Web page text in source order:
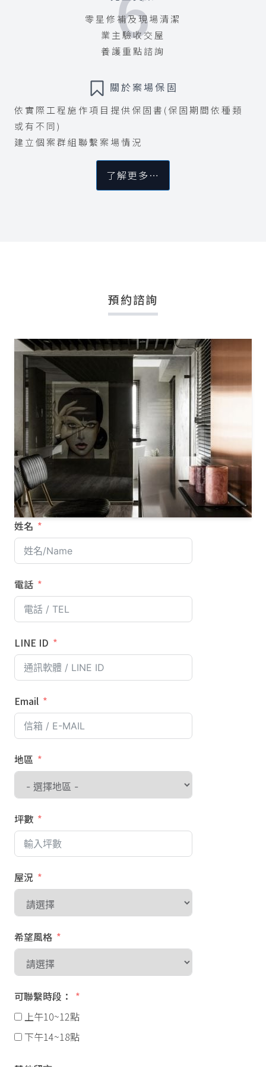
零星修補及現場清潔
業主驗收交屋
養護重點諮詢
關於案場保固
依實際工程施作項目提供保固書(保固期間依種類
或有不同)
建立個案群組聯繫案場情況
了解更多…
預約諮詢
姓名
電話
LINE ID
Email
地區
坪數
屋況
希望風格
可聯繫時段：
上午10~12點
下午14~18點